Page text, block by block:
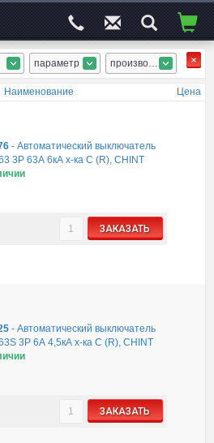
параметр производитель
Наименование Цена
-Автоматический выключатель
3P 63А 6кА х-ка C (R), CHINT
ЗАКАЗАТЬ
-Автоматический выключатель
3P 6А 4,5кА х-ка C (R), CHINT
ЗАКАЗАТЬ